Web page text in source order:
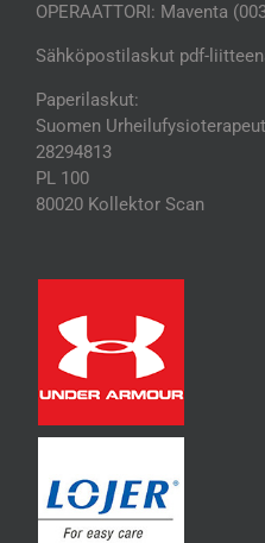
OPERAATTORI: Maventa
Sähköpostilaskut pdf-
Paperilaskut:
Suomen
28294813
PL 100
80020 Kollektor Scan